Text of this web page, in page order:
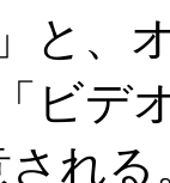
と、
ビデ
される